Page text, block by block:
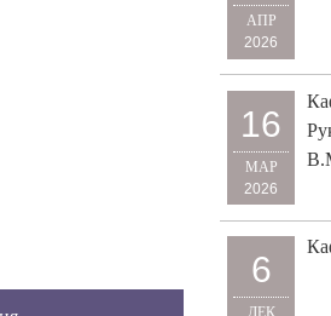
АПР
2026
16
МАР
2026
6
ДЕК